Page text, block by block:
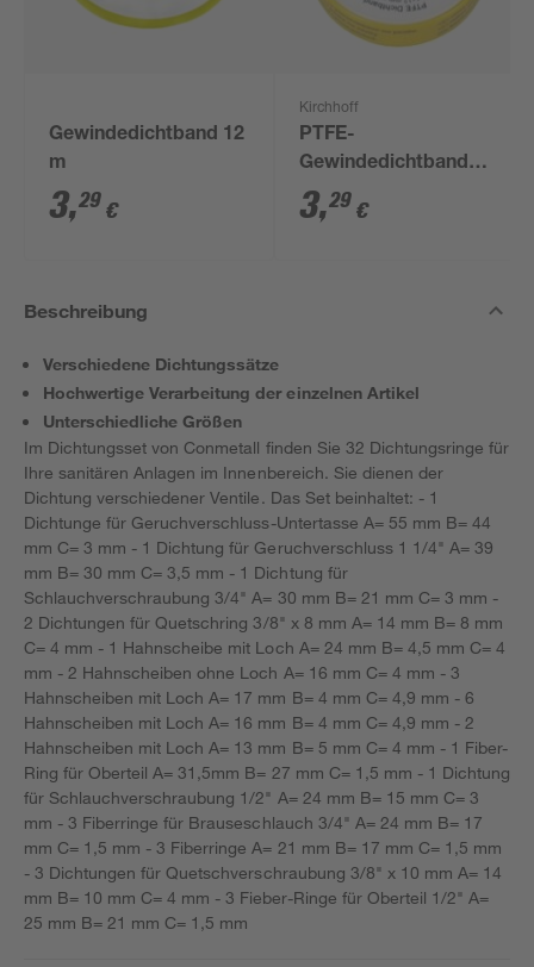
Gewindedichtband 12
m
3,29 €
Kirchhoff
PTFE-
Gewindedichtband
0,1 x 12 mm x 12 m
3,29 €
Beschreibung
Verschiedene Dichtungssätze
Hochwertige Verarbeitung der einzelnen Artikel
Unterschiedliche Größen
Im Dichtungsset von Conmetall finden Sie 32 Dichtungsringe für
Ihre sanitären Anlagen im Innenbereich. Sie dienen der
Dichtung verschiedener Ventile. Das Set beinhaltet: - 1
Dichtunge für Geruchverschluss-Untertasse A= 55 mm B= 44
mm C= 3 mm - 1 Dichtung für Geruchverschluss 1 1/4" A= 39
mm B= 30 mm C= 3,5 mm - 1 Dichtung für
Schlauchverschraubung 3/4" A= 30 mm B= 21 mm C= 3 mm -
2 Dichtungen für Quetschring 3/8" x 8 mm A= 14 mm B= 8 mm
C= 4 mm - 1 Hahnscheibe mit Loch A= 24 mm B= 4,5 mm C= 4
mm - 2 Hahnscheiben ohne Loch A= 16 mm C= 4 mm - 3
Hahnscheiben mit Loch A= 17 mm B= 4 mm C= 4,9 mm - 6
Hahnscheiben mit Loch A= 16 mm B= 4 mm C= 4,9 mm - 2
Hahnscheiben mit Loch A= 13 mm B= 5 mm C= 4 mm - 1 Fiber-
Ring für Oberteil A= 31,5mm B= 27 mm C= 1,5 mm - 1 Dichtung
für Schlauchverschraubung 1/2" A= 24 mm B= 15 mm C= 3
mm - 3 Fiberringe für Brauseschlauch 3/4" A= 24 mm B= 17
mm C= 1,5 mm - 3 Fiberringe A= 21 mm B= 17 mm C= 1,5 mm
- 3 Dichtungen für Quetschverschraubung 3/8" x 10 mm A= 14
mm B= 10 mm C= 4 mm - 3 Fieber-Ringe für Oberteil 1/2" A=
25 mm B= 21 mm C= 1,5 mm